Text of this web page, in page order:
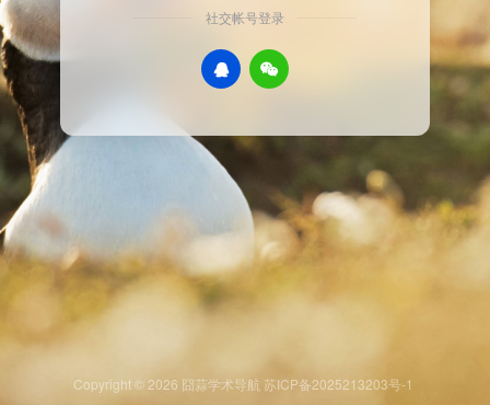
社交帐号登录
Copyright © 2026 囧蒜学术导航 苏ICP备2025213203号-1